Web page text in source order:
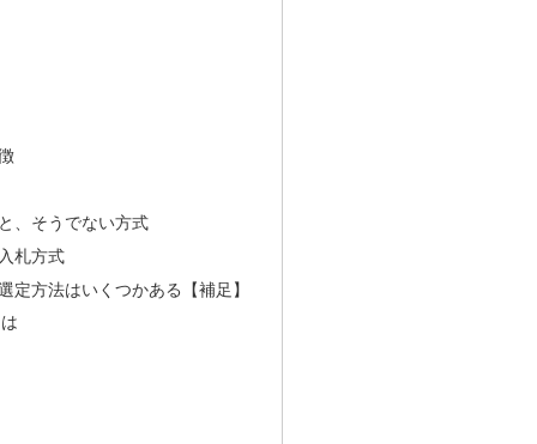
、そうでない方式
札方式
定方法はいくつかある【補足】